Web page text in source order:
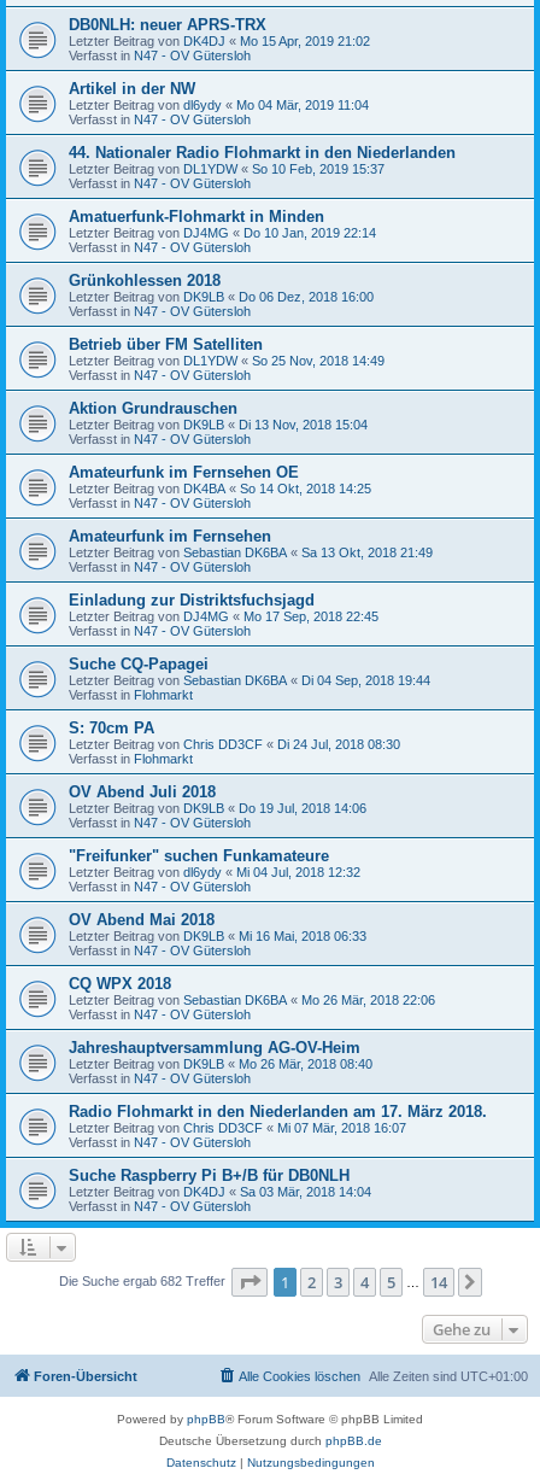
DB0NLH: neuer APRS-TRX
Letzter Beitrag von DK4DJ « Mo 15 Apr, 2019 21:02
Verfasst in N47 - OV Gütersloh
Artikel in der NW
Letzter Beitrag von dl6ydy « Mo 04 Mär, 2019 11:04
Verfasst in N47 - OV Gütersloh
44. Nationaler Radio Flohmarkt in den Niederlanden
Letzter Beitrag von DL1YDW« So 10 Feb, 2019 15:37
Verfasst in N47 - OV Gütersloh
Amatuerfunk-Flohmarkt in Minden
Letzter Beitrag von DJ4MG « Do 10 Jan, 2019 22:14
Verfasst in N47 - OV Gütersloh
Grünkohlessen 2018
Letzter Beitrag von DK9LB « Do 06 Dez, 2018 16:00
Verfasst in N47 - OV Gütersloh
Betrieb über FM Satelliten
Letzter Beitrag von DL1YDW« So 25 Nov, 2018 14:49
Verfasst in N47 - OV Gütersloh
Aktion Grundrauschen
Letzter Beitrag von DK9LB « Di 13 Nov, 2018 15:04
Verfasst in N47 - OV Gütersloh
Amateurfunk im Fernsehen OE
Letzter Beitrag von DK4BA « So 14 Okt, 2018 14:25
Verfasst in N47 - OV Gütersloh
Amateurfunk im Fernsehen
Letzter Beitrag von Sebastian DK6BA « Sa 13 Okt, 2018 21:49
Verfasst in N47 - OV Gütersloh
Einladung zur Distriktsfuchsjagd
Letzter Beitrag von DJ4MG « Mo 17 Sep, 2018 22:45
Verfasst in N47 - OV Gütersloh
Suche CQ-Papagei
Letzter Beitrag von Sebastian DK6BA « Di 04 Sep, 2018 19:44
Verfasst in Flohmarkt
S: 70cm PA
Letzter Beitrag von Chris DD3CF « Di 24 Jul, 2018 08:30
Verfasst in Flohmarkt
OV Abend Juli 2018
Letzter Beitrag von DK9LB « Do 19 Jul, 2018 14:06
Verfasst in N47 - OV Gütersloh
"Freifunker" suchen Funkamateure
Letzter Beitrag von dl6ydy « Mi 04 Jul, 2018 12:32
Verfasst in N47 - OV Gütersloh
OV Abend Mai 2018
Letzter Beitrag von DK9LB « Mi 16 Mai, 2018 06:33
Verfasst in N47 - OV Gütersloh
CQ WPX 2018
Letzter Beitrag von Sebastian DK6BA « Mo 26 Mär, 2018 22:06
Verfasst in N47 - OV Gütersloh
Jahreshauptversammlung AG-OV-Heim
Letzter Beitrag von DK9LB « Mo 26 Mär, 2018 08:40
Verfasst in N47 - OV Gütersloh
Radio Flohmarkt in den Niederlanden am 17. März 2018.
Letzter Beitrag von Chris DD3CF « Mi 07 Mär, 2018 16:07
Verfasst in N47 - OV Gütersloh
Suche Raspberry Pi B+/B für DB0NLH
Letzter Beitrag von DK4DJ « Sa 03 Mär, 2018 14:04
Verfasst in N47 - OV Gütersloh
Die Suche ergab 682 Treffer Seite 1von 14
1 2 3 4 5 14
Gehe zu
Foren-Übersicht Alle Zeiten sind UTC+01:00
Alle Cookies löschen
Powered by phpBB® Forum Software © phpBB Limited
Deutsche Übersetzung durch phpBB.de
Datenschutz| Nutzungsbedingungen